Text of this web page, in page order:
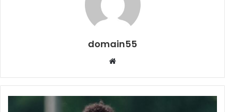
domain55
Web